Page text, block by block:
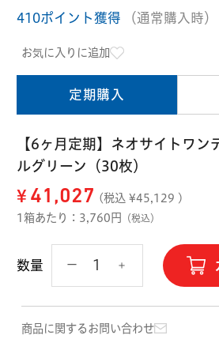
オフテクス
410ポイント獲得 （通常購入時）
お気に入りに追加
定期購入
【6ヶ月定期】ネオサイトワ
ルグリーン（30枚）
¥ 41,027 (税込 ¥45,129 )
1箱あたり：3,760円
（税込）
数量
商品に関するお問い合わせ